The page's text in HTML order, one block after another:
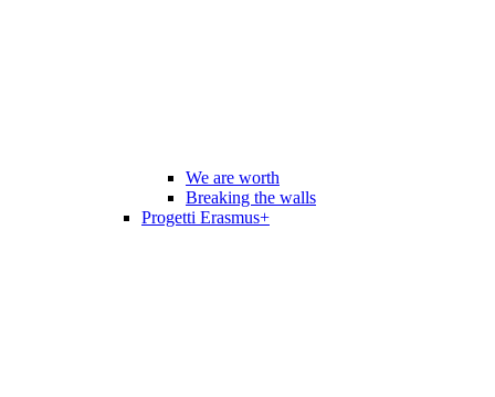
We are worth
Breaking the walls
Progetti Erasmus+